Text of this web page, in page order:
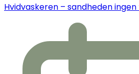
Hvidvaskeren – sandheden